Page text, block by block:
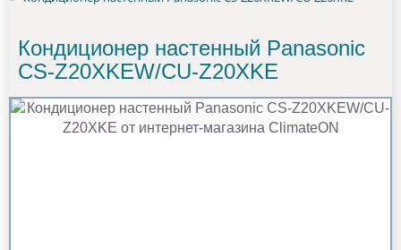
Кондиционер настенный Panasonic
CS-Z20XKEW/CU-Z20XKE